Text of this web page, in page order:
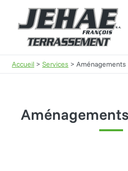
Passer au contenuPasser
Terrassement Jehae
Accueil > Services >